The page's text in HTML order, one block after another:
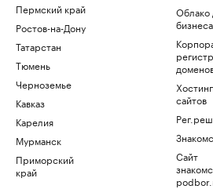
Пермский край
Ростов-на-Дону
Татарстан
Тюмень
Черноземье
Кавказ
Карелия
Мурманск
Приморский
край
Облако
бизнеса
Хостинг
сайтов
Сайт